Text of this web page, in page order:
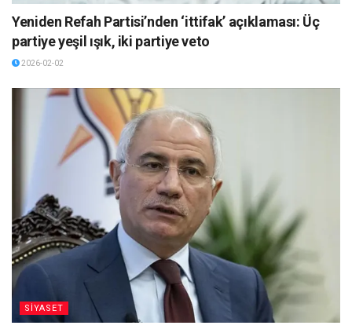
Yeniden Refah Partisi’nden ‘ittifak’ açıklaması: Üç
partiye yeşil ışık, iki partiye veto
2026-02-02
SİYASET